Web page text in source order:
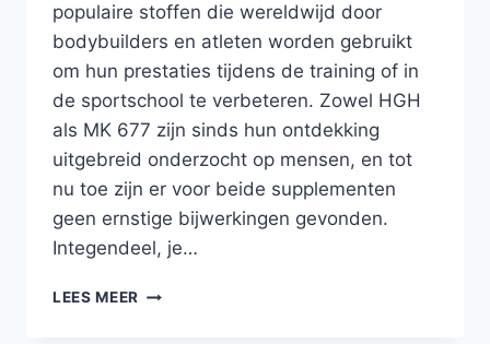
populaire stoffen die wereldwijd door
bodybuilders en atleten worden gebruikt
om hun prestaties tijdens de training of in
de sportschool te verbeteren. Zowel HGH
als MK 677 zijn sinds hun ontdekking
uitgebreid onderzocht op mensen, en tot
nu toe zijn er voor beide supplementen
geen ernstige bijwerkingen gevonden.
Integendeel, je…
LEES MEER MK